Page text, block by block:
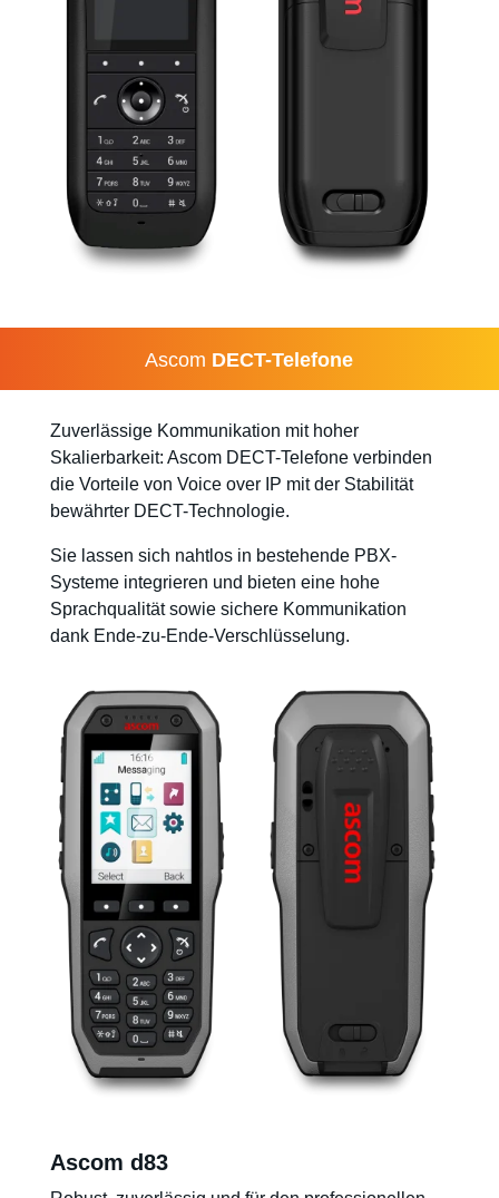
Ascom DECT-Telefone
Zuverlässige Kommunikation mit hoher
Skalierbarkeit: Ascom DECT-Telefone verbinden
die Vorteile von Voice over IP mit der Stabilität
bewährter DECT-Technologie.
Sie lassen sich nahtlos in bestehende PBX-
Systeme integrieren und bieten eine hohe
Sprachqualität sowie sichere Kommunikation
dank Ende-zu-Ende-Verschlüsselung.
Ascom d83